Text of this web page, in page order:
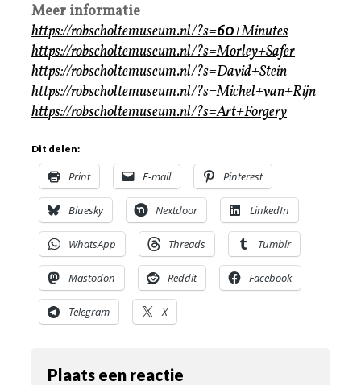
Meer informatie
https://robscholtemuseum.nl/?s=60+Minutes
https://robscholtemuseum.nl/?s=Morley+Safer
https://robscholtemuseum.nl/?s=David+Stein
https://robscholtemuseum.nl/?s=Michel+van+Rijn
https://robscholtemuseum.nl/?s=Art+Forgery
Dit delen:
Print E-mail Pinterest
Bluesky Nextdoor LinkedIn
WhatsApp Threads Tumblr
Mastodon Reddit Facebook
Telegram X
Plaats een reactie